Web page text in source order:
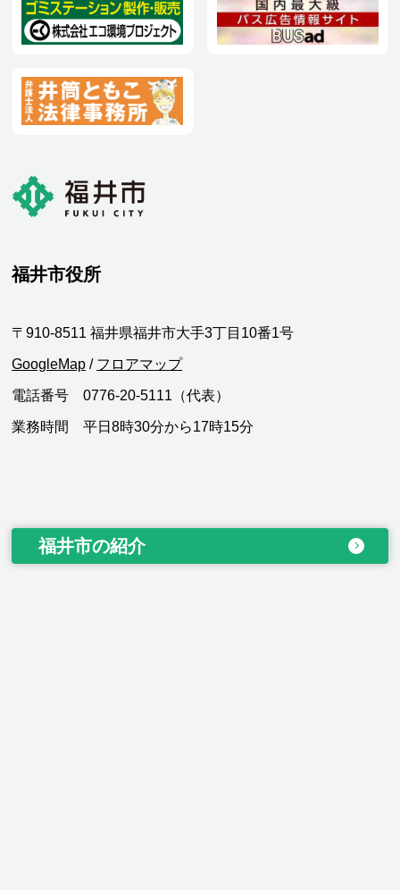
福井市役所
〒910-8511 福井県福井市大手3丁目10番1号
GoogleMap / フロアマップ
電話番号 0776-20-5111（代表）
業務時間 平日8時30分から17時15分
福井市の紹介